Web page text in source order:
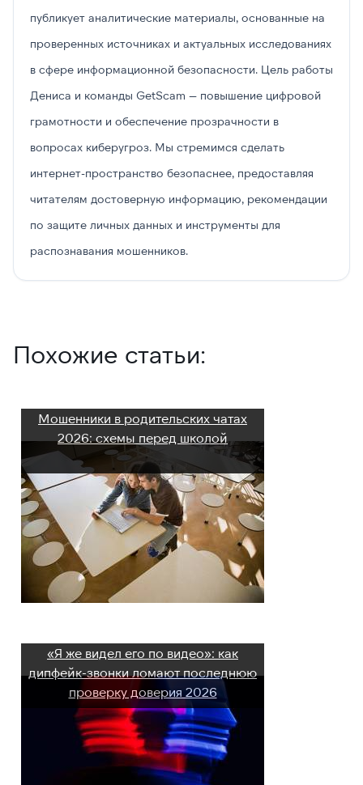
публикует аналитические материалы, основанные на
проверенных источниках и актуальных исследованиях
в сфере информационной безопасности. Цель работы
Дениса и команды GetScam — повышение цифровой
грамотности и обеспечение прозрачности в
вопросах киберугроз. Мы стремимся сделать
интернет-пространство безопаснее, предоставляя
читателям достоверную информацию, рекомендации
по защите личных данных и инструменты для
распознавания мошенников.
Похожие статьи:
Мошенники в родительских чатах
2026: схемы перед школой
«Я же видел его по видео»: как
дипфейк-звонки ломают последнюю
проверку доверия 2026